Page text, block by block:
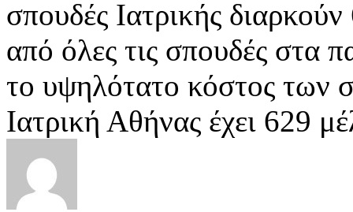
σπουδές Ιατρικής διαρκούν
από όλες τις σπουδές στα
το υψηλότατο κόστος των
Ιατρική Αθήνας έχει 629